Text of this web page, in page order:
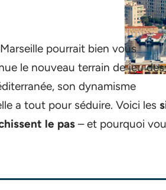
pourrait bien vous
le nouveau terrain de jeu des
son dynamisme
a tout pour séduire. Voici les
le pas – et pourquoi